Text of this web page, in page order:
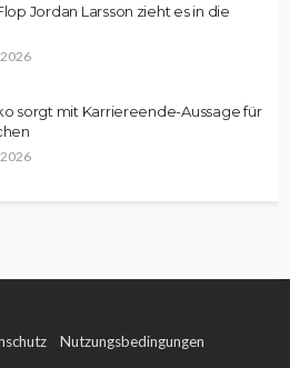
Jordan Larsson zieht es in die
sorgt mit Karriereende-Aussage für
Nutzungsbedingungen